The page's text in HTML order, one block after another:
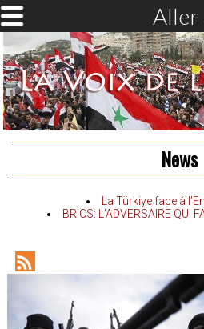
Aller
News
La Türkiye face à
BRICS: L’ADVERSAIRE QUI
RSS